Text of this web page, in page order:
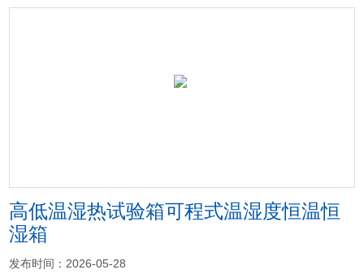
高低温湿热试验箱可程式温湿度恒温恒
湿箱
发布时间：2026-05-28